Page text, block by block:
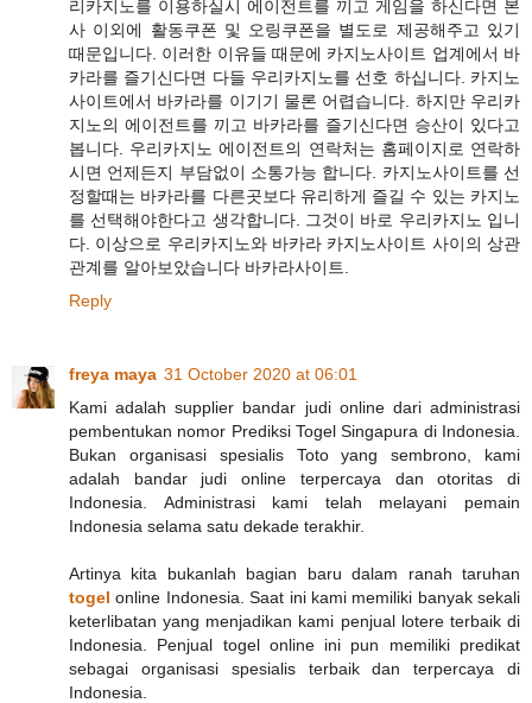
리카지노를 이용하실시 에이전트를 끼고 게임을 하신다면 본
사 이외에 활동쿠폰 및 오링쿠폰을 별도로 제공해주고 있기
때문입니다. 이러한 이유들 때문에 카지노사이트 업계에서 바
카라를 즐기신다면 다들 우리카지노를 선호 하십니다. 카지노
사이트에서 바카라를 이기기 물론 어렵습니다. 하지만 우리카
지노의 에이전트를 끼고 바카라를 즐기신다면 승산이 있다고
봅니다. 우리카지노 에이전트의 연락처는 홈페이지로 연락하
시면 언제든지 부담없이 소통가능 합니다. 카지노사이트를 선
정할때는 바카라를 다른곳보다 유리하게 즐길 수 있는 카지노
를 선택해야한다고 생각합니다. 그것이 바로 우리카지노 입니
다. 이상으로 우리카지노와 바카라 카지노사이트 사이의 상관
관계를 알아보았습니다 바카라사이트.
Reply
freya maya 31 October 2020 at 06:01
Kami adalah supplier bandar judi online dari administrasi
pembentukan nomor Prediksi Togel Singapura di Indonesia.
Bukan organisasi spesialis Toto yang sembrono, kami
adalah bandar judi online terpercaya dan otoritas di
Indonesia. Administrasi kami telah melayani pemain
Indonesia selama satu dekade terakhir.
Artinya kita bukanlah bagian baru dalam ranah taruhan
togel online Indonesia. Saat ini kami memiliki banyak sekali
keterlibatan yang menjadikan kami penjual lotere terbaik di
Indonesia. Penjual togel online ini pun memiliki predikat
sebagai organisasi spesialis terbaik dan terpercaya di
Indonesia.